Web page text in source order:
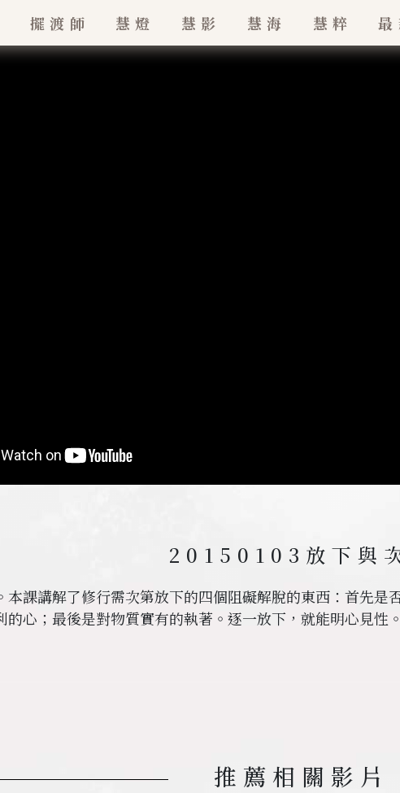
擺渡師
慧燈 慧影 慧海 慧粹
20150103 放下與
本課講解了修行需次第放下的四個阻礙解脫的東西：首先
心；最後是對物質實有的執著。逐一放下，就能明心見性。
推薦相關影片